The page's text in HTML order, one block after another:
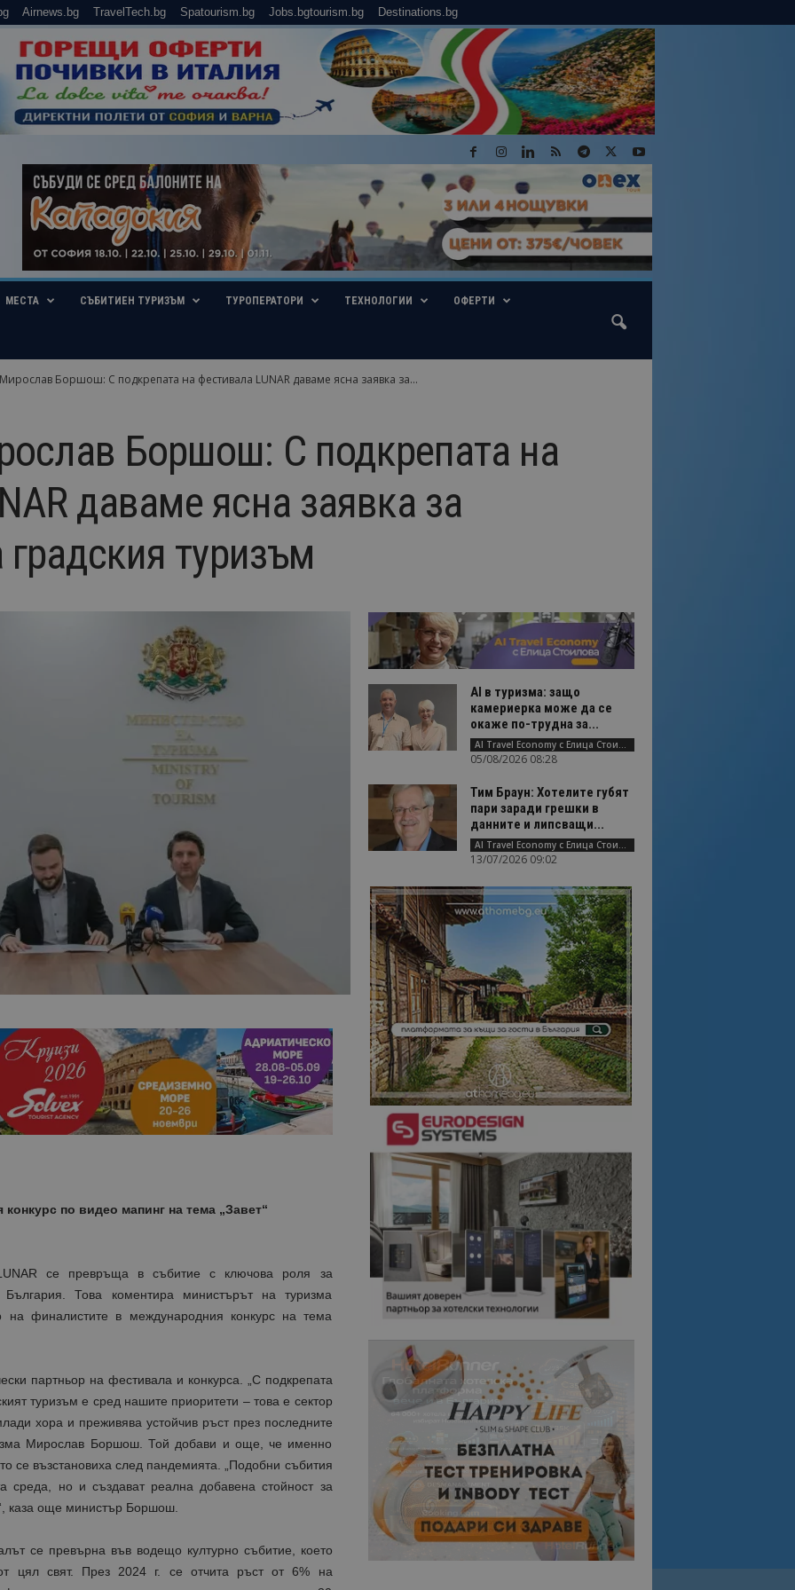
Airnews.bg TravelTech.bg Spatourism.bg Jobs.bgtourism.bg Destinations.bg
МЕСТА СЪБИТИЕН ТУРИЗЪМ ТУРОПЕРАТОРИ ТЕХНОЛОГИИ ОФЕРТИ
Боршош: С подкрепата на фестивала LUNAR даваме ясна заявка за...
Боршош: С подкрепата на
даваме ясна заявка за
градския туризъм
по видео мапинг на тема „Завет“
се превръща в събитие с ключова роля за
Това коментира министърът на туризма
финалистите в международния конкурс на тема
партньор на фестивала и конкурса. „С подкрепата
туризъм е сред нашите приоритети – това е сектор
хора и преживява устойчив ръст през последните
Мирослав Боршош. Той добави и още, че именно
се възстановиха след пандемията. „Подобни събития
среда, но и създават реална добавена стойност за
каза още министър Боршош.
се превърна във водещо културно събитие, което
цял свят. През 2024 г. се отчита ръст от 6% на
AI в туризма: защо
камериерка може да се
окаже по-трудна за...
AI Travel Economy с Елица Стоилова
05/08/2026 08:28
Тим Браун: Хотелите губят
пари заради грешки в
данните и липсващи...
AI Travel Economy с Елица Стоилова
13/07/2026 09:02